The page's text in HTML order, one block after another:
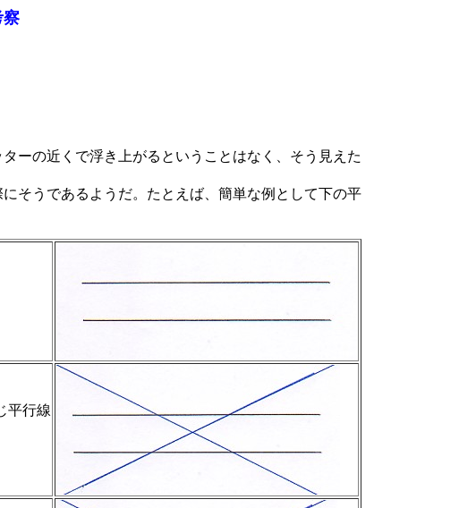
ーの近くで浮き上がるということはなく、そう見えた
そうであるようだ。たとえば、簡単な例として下の平
平行線